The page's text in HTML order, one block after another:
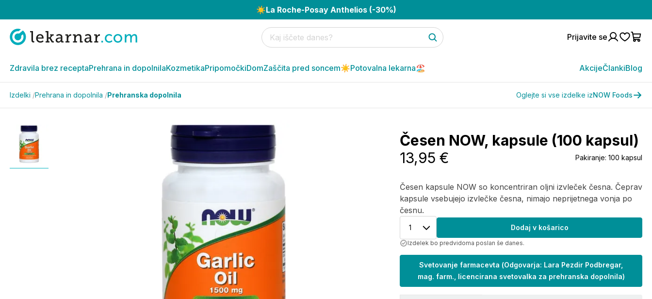
☀️La Roche-Posay Anthelios (-30%)
Prijavite se
Zdravila brez receptaPrehrana in dopolnilaKozmetikaPripomočkiDomZaščita pred soncem☀️Potovalna lekarna🏖️ AkcijeČlankiBlog
Izdelki /Prehrana in dopolnila /Prehranska dopolnila Oglejte si vse izdelke izNOW Foods
Česen NOW, kapsule (100 kapsul)
Česen kapsule NOW so koncentriran oljni izvleček česna. Čeprav
kapsule vsebujejo izvlečke česna, nimajo neprijetnega vonja po
česnu.
13,95 € Pakiranje: 100 kapsul
1 Dodaj v košarico
Izdelek bo predvidoma poslan še danes.
Svetovanje farmacevta (Odgovarja: Lara Pezdir Podbregar,
mag. farm., licencirana svetovalka za prehranska dopolnila)